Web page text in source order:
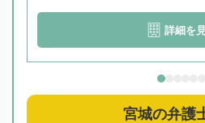
詳細を
宮城の弁護